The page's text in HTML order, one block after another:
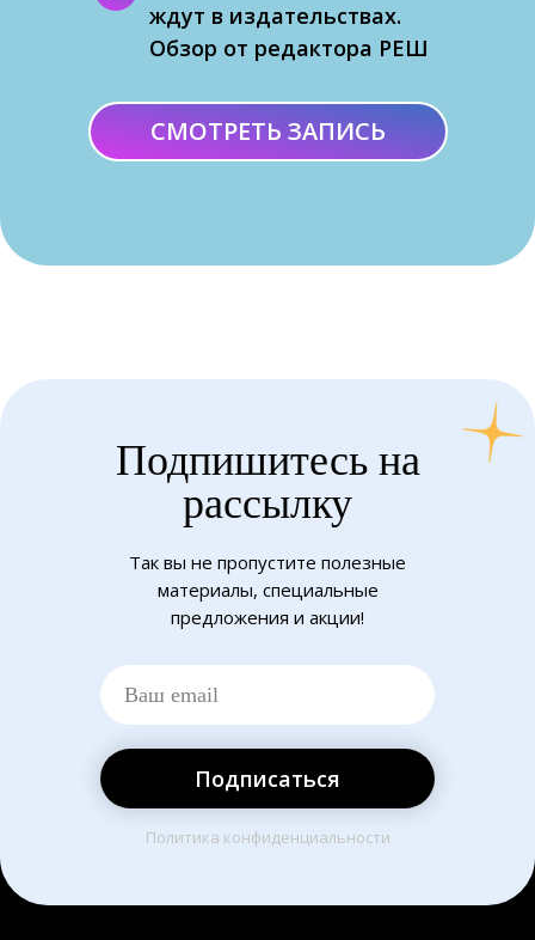
ждут в издательствах.
Обзор от редактора РЕШ
СМОТРЕТЬ ЗАПИСЬ
Подпишитесь на
рассылку
Так вы не пропустите полезные
материалы, специальные
предложения и акции!
Подписаться
Политика конфиденциальности